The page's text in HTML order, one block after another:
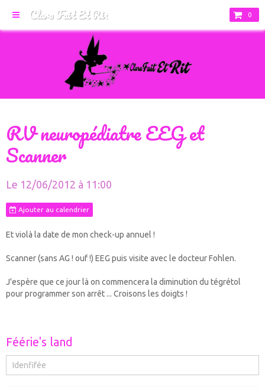
Clara Fait Et Rit 0
RV neuropédiatre EEG et
Scanner
Le 12/06/2012 à 11:00
Ajouter au calendrier
Et violà la date de mon check-up annuel !
Scanner (sans AG ! ouf !) EEG puis visite avec le docteur Fohlen.
J'espère que ce jour là on commencera la diminution du tégrétol
pour programmer son arrêt ... Croisons les doigts !
Féérie's land